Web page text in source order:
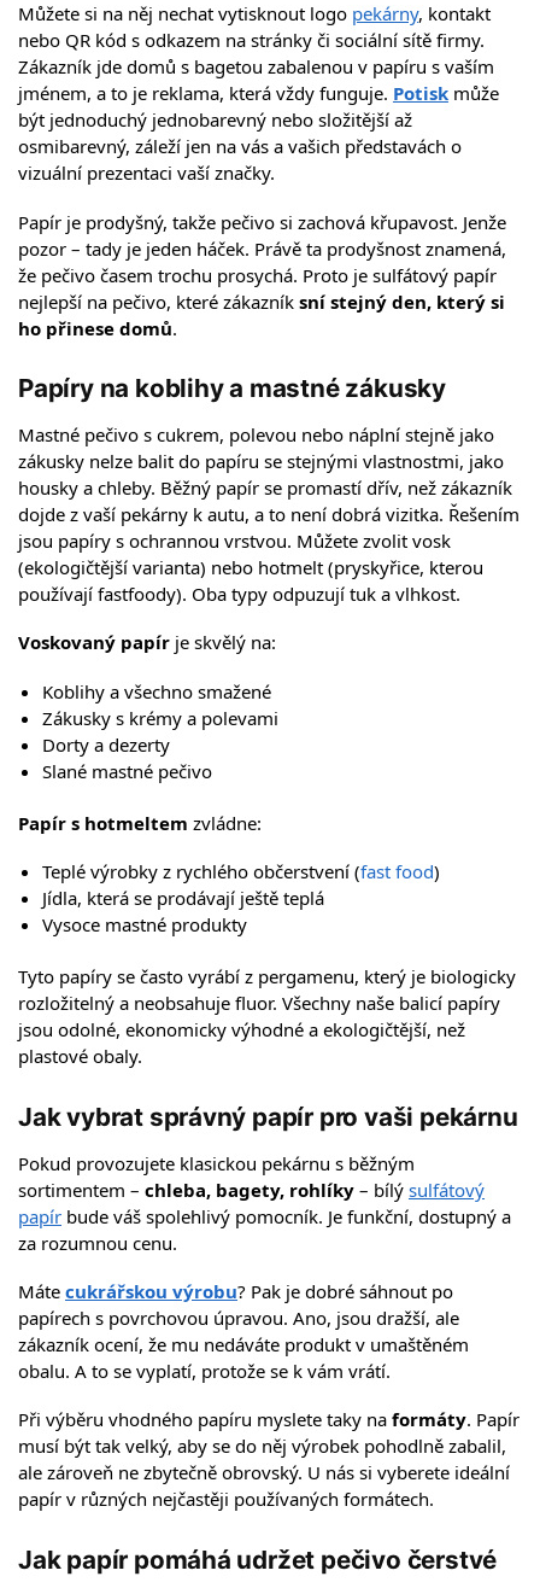
Můžete si na něj nechat vytisknout logo pekárny, kontakt
nebo QR kód s odkazem na stránky či sociální sítě firmy.
Zákazník jde domů s bagetou zabalenou v papíru s vaším
jménem, a to je reklama, která vždy funguje. Potisk může
být jednoduchý jednobarevný nebo složitější až
osmibarevný, záleží jen na vás a vašich představách o
vizuální prezentaci vaší značky.
Papír je prodyšný, takže pečivo si zachová křupavost. Jenže
pozor – tady je jeden háček. Právě ta prodyšnost znamená,
že pečivo časem trochu prosychá. Proto je sulfátový papír
nejlepší na pečivo, které zákazník sní stejný den, který si
ho přinese domů.
Papíry na koblihy a mastné zákusky
Mastné pečivo s cukrem, polevou nebo náplní stejně jako
zákusky nelze balit do papíru se stejnými vlastnostmi, jako
housky a chleby. Běžný papír se promastí dřív, než zákazník
dojde z vaší pekárny k autu, a to není dobrá vizitka. Řešením
jsou papíry s ochrannou vrstvou. Můžete zvolit vosk
(ekologičtější varianta) nebo hotmelt (pryskyřice, kterou
používají fastfoody). Oba typy odpuzují tuk a vlhkost.
Voskovaný papír je skvělý na:
Koblihy a všechno smažené
Zákusky s krémy a polevami
Dorty a dezerty
Slané mastné pečivo
Papír s hotmeltem zvládne:
Teplé výrobky z rychlého občerstvení (fast food)
Jídla, která se prodávají ještě teplá
Vysoce mastné produkty
Tyto papíry se často vyrábí z pergamenu, který je biologicky
rozložitelný a neobsahuje fluor. Všechny naše balicí papíry
jsou odolné, ekonomicky výhodné a ekologičtější, než
plastové obaly.
Jak vybrat správný papír pro vaši pekárnu
Pokud provozujete klasickou pekárnu s běžným
sortimentem – chleba, bagety, rohlíky – bílý sulfátový
papír bude váš spolehlivý pomocník. Je funkční, dostupný a
za rozumnou cenu.
Máte cukrářskou výrobu? Pak je dobré sáhnout po
papírech s povrchovou úpravou. Ano, jsou dražší, ale
zákazník ocení, že mu nedáváte produkt v umaštěném
obalu. A to se vyplatí, protože se k vám vrátí.
Při výběru vhodného papíru myslete taky na formáty. Papír
musí být tak velký, aby se do něj výrobek pohodlně zabalil,
ale zároveň ne zbytečně obrovský. U nás si vyberete ideální
papír v různých nejčastěji používaných formátech.
Jak papír pomáhá udržet pečivo čerstvé